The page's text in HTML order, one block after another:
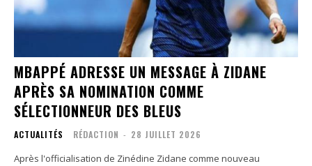
MBAPPÉ ADRESSE UN MESSAGE À ZIDANE
APRÈS SA NOMINATION COMME
SÉLECTIONNEUR DES BLEUS
ACTUALITÉS RÉDACTION - 28 JUILLET 2026
Après l'officialisation de Zinédine Zidane comme nouveau